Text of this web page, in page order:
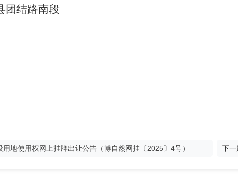
团结路南段
地使用权网上挂牌出让公告（博自然网挂〔2025〕4号） 下一